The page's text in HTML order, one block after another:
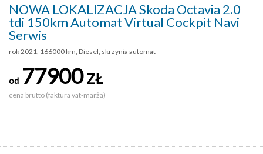
NOWA LOKALIZACJA Skoda Octavia 2.0
tdi 150km Automat Virtual Cockpit Navi
Serwis
rok 2021, 166000 km, Diesel, skrzynia automat
od 77900ZŁ
cena brutto (faktura vat-marża)